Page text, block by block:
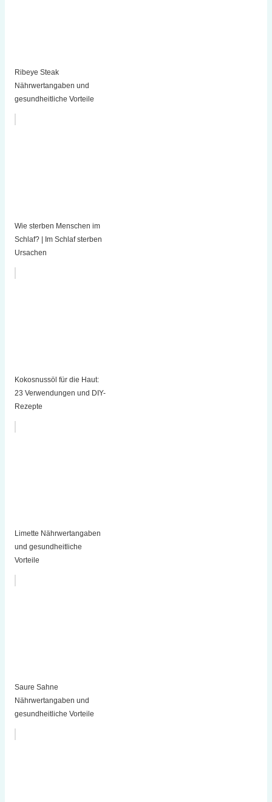
Ribeye Steak
Nährwertangaben und
gesundheitliche Vorteile
Wie sterben Menschen im
Schlaf? | Im Schlaf sterben
Ursachen
Kokosnussöl für die Haut:
23 Verwendungen und DIY-
Rezepte
Limette Nährwertangaben
und gesundheitliche
Vorteile
Saure Sahne
Nährwertangaben und
gesundheitliche Vorteile